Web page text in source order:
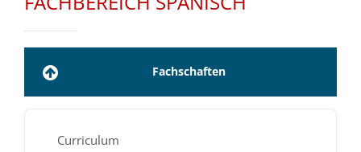
Fachschaften
Curriculum